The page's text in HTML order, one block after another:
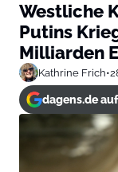
Westliche
Putins
Milliarden
Kathrine Frich•
dagens.de